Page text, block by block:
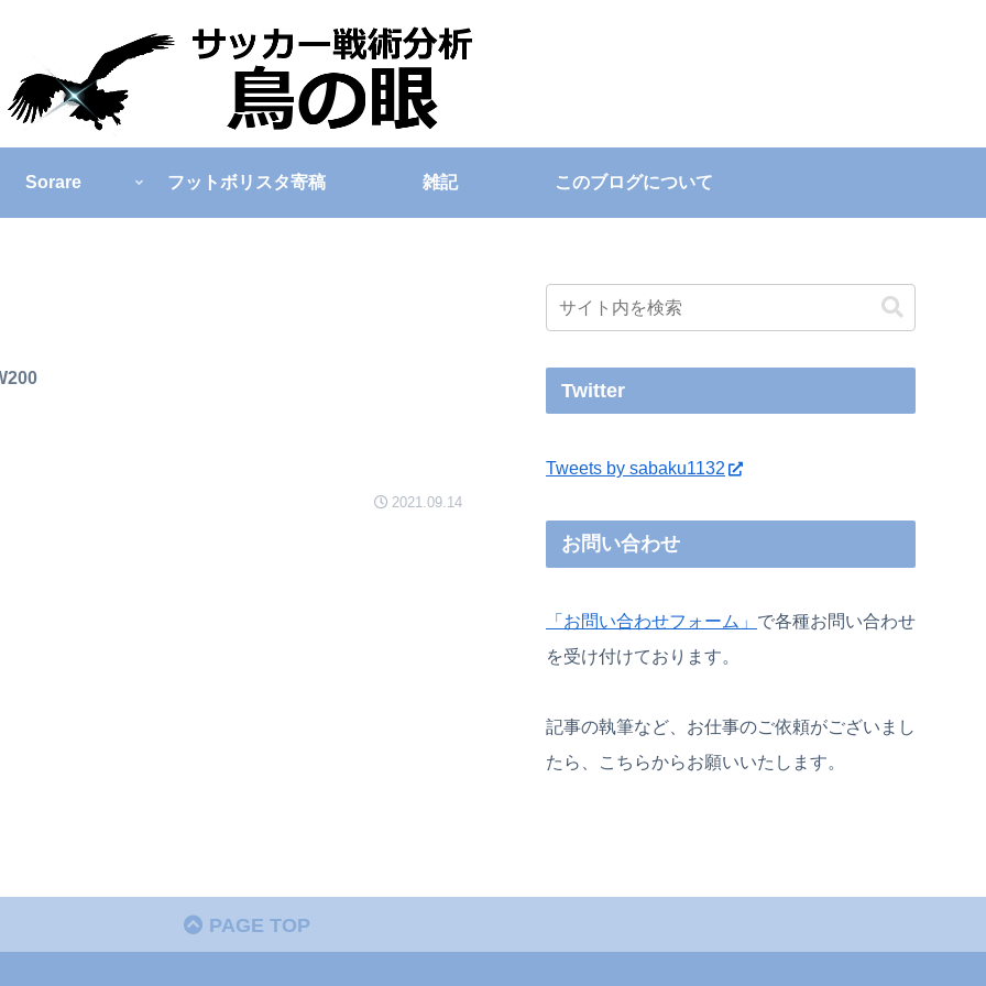
Sorare フットボリスタ寄稿 雑記 このブログについて
2021.09.14
Twitter
Tweets by sabaku1132
お問い合わせ
「お問い合わせフォーム」 で各種お問い合わせ
を受け付けております。
記事の執筆など、お仕事のご依頼がございまし
たら、こちらからお願いいたします。
PAGE TOP